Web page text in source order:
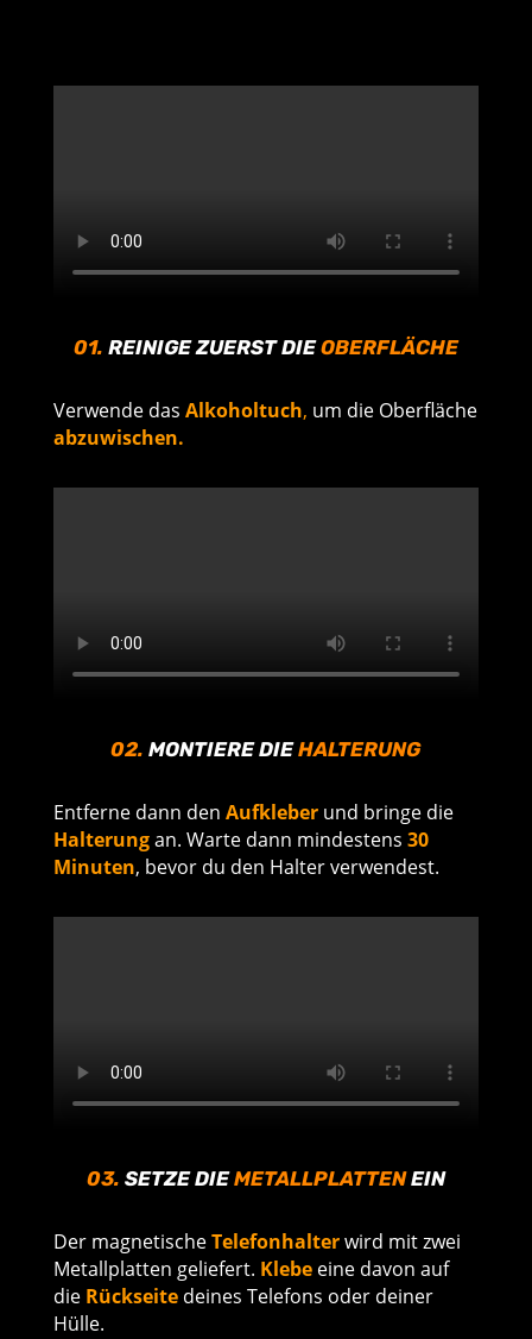
01. REINIGE ZUERST DIEOBERFLÄCHE
Verwende das Alkoholtuch, um die Oberfläche
abzuwischen.
02.MONTIERE DIEHALTERUNG
Entferne dann den Aufkleberund bringe die
Halterungan. Warte dann mindestens 30
Minuten, bevor du den Halter verwendest.
03. SETZE DIEMETALLPLATTENEIN
Der magnetischeTelefonhalterwird mit zwei
Metallplatten geliefert. Klebeeine davon auf
die Rückseitedeines Telefons oder deiner
Hülle.